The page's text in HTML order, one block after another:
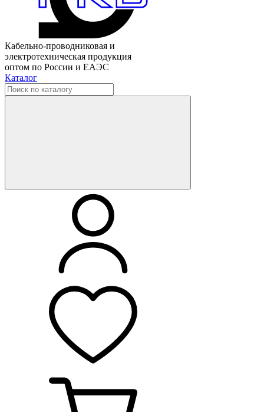
Кабельно-проводниковая и
электротехническая продукция
оптом по России и ЕАЭС
Каталог